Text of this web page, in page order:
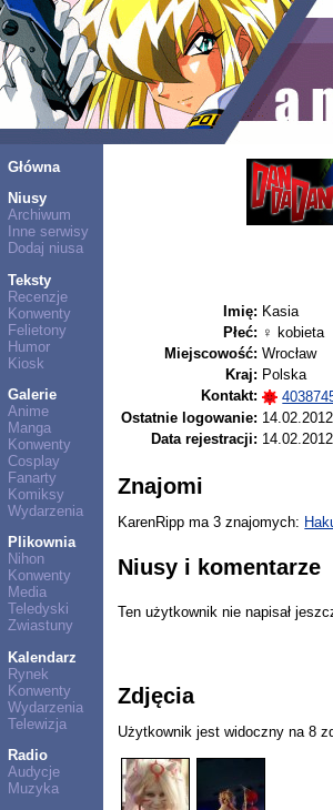
Główna
Niusy
Archiwum
Inne serwisy
Dodaj niusa
Teksty
Recenzje
Konwenty
Felietony
Humor
Kiosk
Galerie
Anime
Manga
Konwenty
Cosplay
Fanarty
Komiksy
Wydarzenia
Plikownia
Nihon
Konwenty
Media
Teledyski
Zwiastuny
Kalendarz
Rynek
Konwenty
Wydarzenia
Telewizja
Radio
Audycje
Muzyka
Imię: Kasia
Płeć: ♀ kobieta
Miejscowość: Wrocław
Kraj: Polska
Kontakt:
Ostatnie logowanie: 14.02.2012
Data rejestracji: 14.02.2012
Znajomi
KarenRipp ma 3 znajomych:
Niusy i komentarze
Ten użytkownik nie napisał
Zdjęcia
Użytkownik jest widoczny na 8